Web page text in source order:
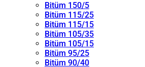
Bitüm 150/5
Bitüm 115/25
Bitüm 115/15
Bitüm 105/35
Bitüm 105/15
Bitüm 95/25
Bitüm 90/40